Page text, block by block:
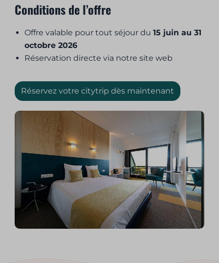
Conditions de l’offre
Offre valable pour tout séjour du15 juin au 31
octobre 2026
Réservation directe via notre site web
Réservez votre citytrip dès maintenant